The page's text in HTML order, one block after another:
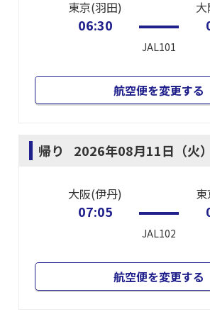
東京(羽田)
06:30
JAL101
航空便を変更する
帰り 2026年08月11日（火）
大阪(伊丹)
07:05
JAL102
航空便を変更する